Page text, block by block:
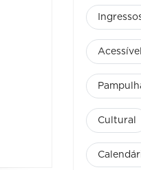
Cultural